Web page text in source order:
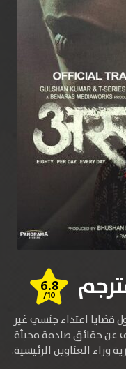
6.8
/10
قضايا اعتداء جنسي غير
عن حقائق صادمة مخبأة
وراء العناوين الرئيسية.